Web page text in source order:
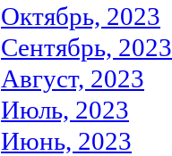
Октябрь, 2023
Сентябрь, 2023
Август, 2023
Июль, 2023
Июнь, 2023